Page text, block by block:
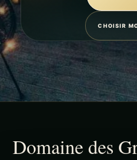
CHOISIR
Domaine des